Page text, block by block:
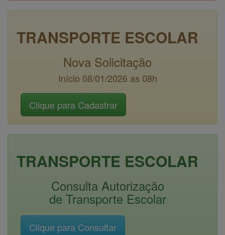
TRANSPORTE ESCOLAR
Nova Solicitação
Início 08/01/2026 as 08h
TRANSPORTE ESCOLAR
Consulta Autorização
de Transporte Escolar